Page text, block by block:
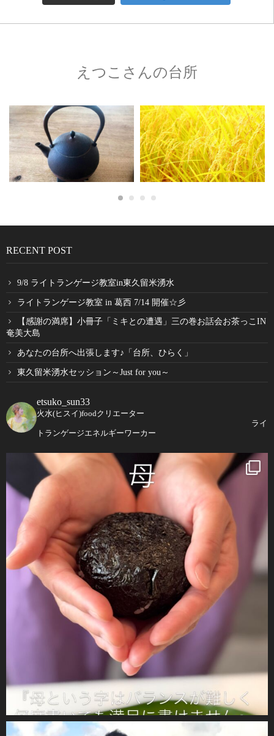
えつこさんの台所
RECENT POST
9/8 ライトランゲージ教室in東久留米湧水
ライトランゲージ教室 in 葛西 7/14 開催☆彡
【感謝の満席】小冊子「ミキとの遭遇」三の巻お話会お茶っこIN
奄美大島
あなたの台所へ出張します♪「台所、ひらく」
東久留米湧水セッション～Just for you～
etsuko_sun33
火水(ヒスイ)foodクリエーター
ライ
トランゲージエネルギーワーカー